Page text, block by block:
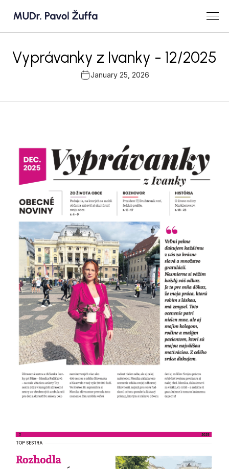
Vyprávanky z Ivanky - 12/2025
January 25, 2026